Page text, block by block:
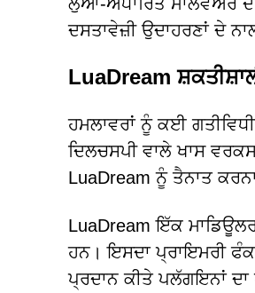
ਦਸਤਾਵੇਜ਼ੀ ਉਦਾਹਰਣਾਂ ਦੇ
LuaDream
ਹਮਲਾਵਰਾਂ ਨੂੰ ਕਈ
ਦਿਲਚਸਪੀ ਵਾਲੇ ਖਾਸ
LuaDream ਨੂੰ ਤੈਨਾਤ
LuaDream ਇੱਕ
ਹਨ। ਇਸਦਾ ਪ੍ਰਾਇਮਰੀ
ਪ੍ਰਦਾਨ ਕੀਤੇ ਪਲੱਗਇਨਾਂ